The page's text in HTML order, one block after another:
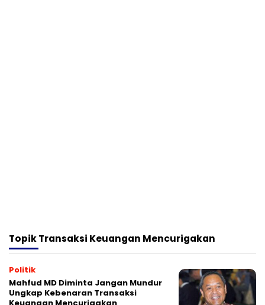
TopikTransaksi Keuangan Mencurigakan
Politik
Mahfud MD Diminta Jangan Mundur
Ungkap Kebenaran Transaksi